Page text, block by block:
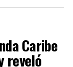
a un
parte de
el Gobierno
del país.Esta
Caribe
reveló